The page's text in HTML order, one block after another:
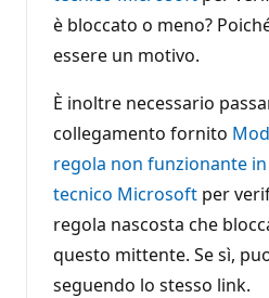
è bloccato o meno?
essere un motivo.
È inoltre necessario
collegamento fornito
regola non funzionante
tecnico Microsoft per
regola nascosta che
questo mittente. Se sì,
seguendo lo stesso link.